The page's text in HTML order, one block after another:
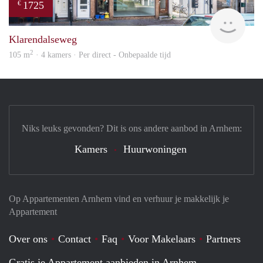
€ 1725
Klarendalseweg
105 m2 · 4 kamers · Per direct - Onbepaalde tijd
Op Appartementen Arnhem vind en verhuur je makkelijk je
Appartement
Over ons Contact Faq Voor Makelaars
Partners
Niks leuks gevonden? Dit is ons andere aanbod in Arnhem:
Kamers Huurwoningen